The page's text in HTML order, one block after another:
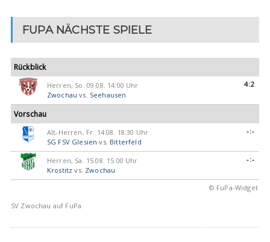
FUPA NÄCHSTE SPIELE
Rückblick
Herren, So. 09.08. 14:00 Uhr
Zwochau vs. Seehausen
4:2
Vorschau
Alt-Herren, Fr. 14.08. 18:30 Uhr
SG FSV Glesien vs. Bitterfeld
-:-
Herren, Sa. 15.08. 15:00 Uhr
Krostitz vs. Zwochau
-:-
© FuPa-Widget
SV Zwochau auf FuPa